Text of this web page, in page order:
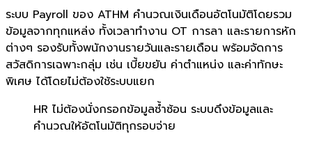
ระบบ Payroll ของ ATHM คำนวณเงินเดือนอัตโนมัติโดยรวม
ข้อมูลจากทุกแหล่ง ทั้งเวลาทำงาน OT การลา และรายการหัก
ต่างๆ รองรับทั้งพนักงานรายวันและรายเดือน พร้อมจัดการ
สวัสดิการเฉพาะกลุ่ม เช่น เบี้ยขยัน ค่าตำแหน่ง และค่าทักษะ
พิเศษ ได้โดยไม่ต้องใช้ระบบแยก
HR ไม่ต้องนั่งกรอกข้อมูลซ้ำซ้อน ระบบดึงข้อมูลและ
คำนวณให้อัตโนมัติทุกรอบจ่าย